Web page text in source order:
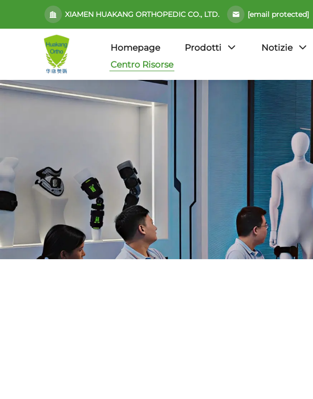
XIAMEN HUAKANG ORTHOPEDIC CO., LTD. [email protected]
Homepage Prodotti Notizie
Centro Risorse